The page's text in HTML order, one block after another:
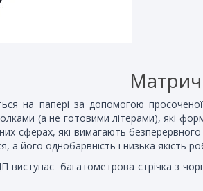
на папері за допомогою просоченої
(а не готовими літерами), які
сферах, які вимагають
а його однобарвність і низька якість
виступає багатометрова стрічка з